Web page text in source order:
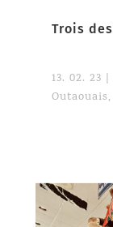
13. 02. 23 |
Outaouais,